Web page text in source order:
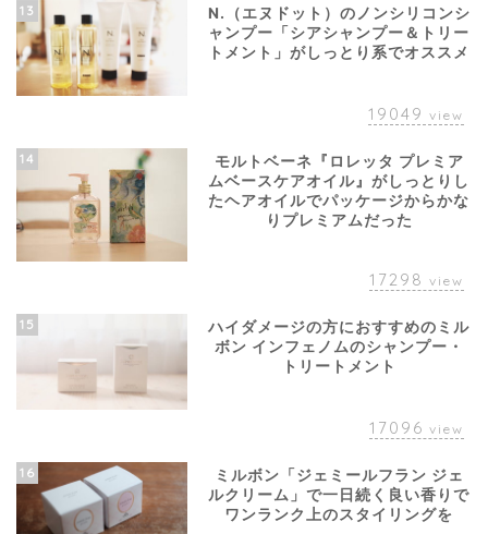
13
N.（エヌドット）のノンシリコンシ
ャンプー「シアシャンプー＆トリー
トメント」がしっとり系でオススメ
19049 view
14
モルトベーネ『ロレッタ プレミア
ムベースケアオイル』がしっとりし
たヘアオイルでパッケージからかな
りプレミアムだった
17298 view
15
ハイダメージの方におすすめのミル
ボン インフェノムのシャンプー・
トリートメント
17096 view
16
ミルボン「ジェミールフラン ジェ
ルクリーム」で一日続く良い香りで
ワンランク上のスタイリングを